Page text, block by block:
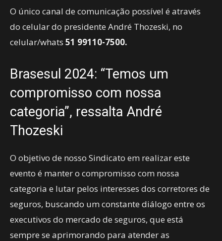
O único canal de comunicação possível é através
do celular do presidente André Thozeski, no
celular/whats 51 99110-7500.
Brasesul 2024: “Temos um
compromisso com nossa
categoria”, ressalta André
Thozeski
O objetivo de nosso Sindicato em realizar este
evento é manter o compromisso com nossa
categoria e lutar pelos interesses dos corretores de
seguros, buscando um constante diálogo entre os
executivos do mercado de seguros, que está
sempre se aprimorando para atender as